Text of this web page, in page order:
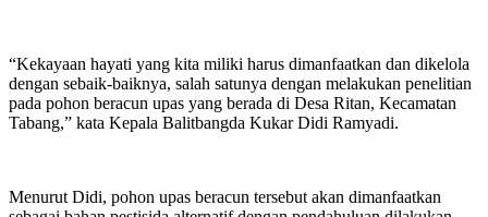
“Kekayaan hayati yang kita miliki harus dimanfaatkan dan dikelola
dengan sebaik-baiknya, salah satunya dengan melakukan penelitian
pada pohon beracun upas yang berada di Desa Ritan, Kecamatan
Tabang,” kata Kepala Balitbangda Kukar Didi Ramyadi.
Menurut Didi, pohon upas beracun tersebut akan dimanfaatkan